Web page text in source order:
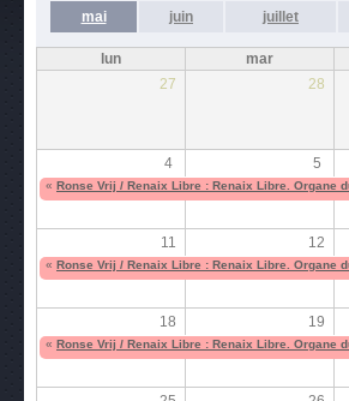
mai juin juillet
lun mar
27
28
4 5
« Ronse Vrij / Renaix Libre : Renaix Libre. Organe
11 12
« Ronse Vrij / Renaix Libre : Renaix Libre. Organe
18 19
« Ronse Vrij / Renaix Libre : Renaix Libre. Organe